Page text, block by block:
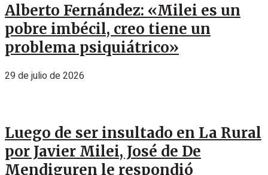
Alberto Fernández: «Milei es un
pobre imbécil, creo tiene un
problema psiquiátrico»
29 de julio de 2026
Luego de ser insultado en La Rural
por Javier Milei, José de De
Mendiguren le respondió